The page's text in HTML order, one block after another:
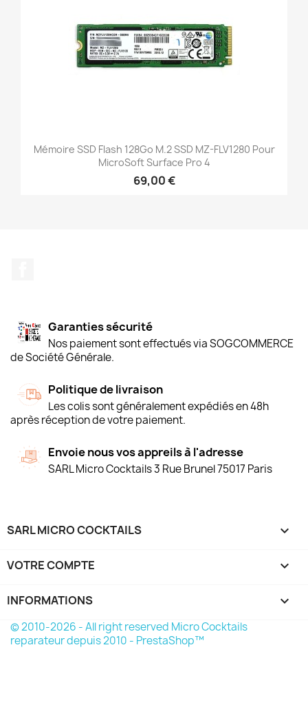
Mémoire SSD Flash 128Go M.2 SSD MZ-FLV1280 Pour
MicroSoft Surface Pro 4
69,00 €
Garanties sécurité
Nos paiement sont effectués via SOGCOMMERCE
de Société Générale.
Politique de livraison
Les colis sont généralement expédiés en 48h
après réception de votre paiement.
Envoie nous vos appreils à l'adresse
SARL Micro Cocktails 3 Rue Brunel 75017 Paris
SARL MICRO COCKTAILS 
VOTRE COMPTE 
INFORMATIONS keyboard_arrow_down
© 2010-2026 - All right reserved Micro Cocktails
reparateur depuis 2010 - PrestaShop™